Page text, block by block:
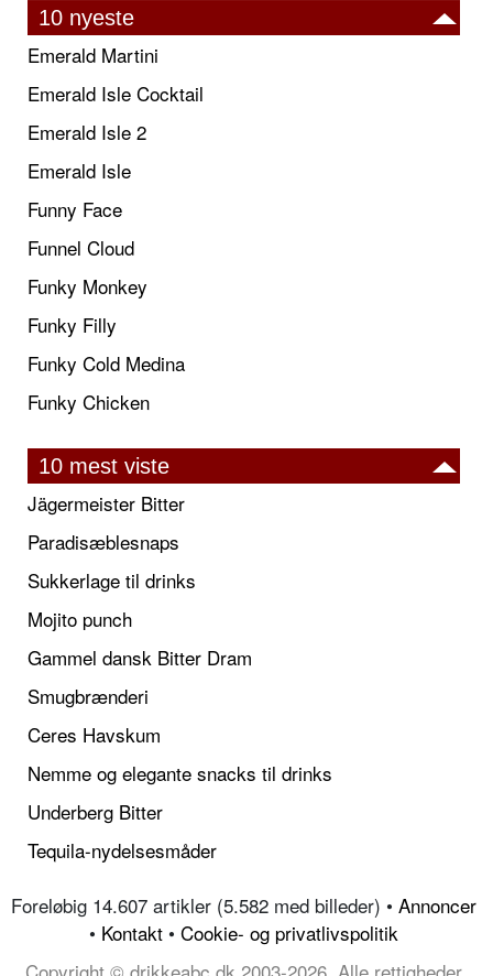
10 nyeste
Emerald Martini
Emerald Isle Cocktail
Emerald Isle 2
Emerald Isle
Funny Face
Funnel Cloud
Funky Monkey
Funky Filly
Funky Cold Medina
Funky Chicken
10 mest viste
Jägermeister Bitter
Paradisæblesnaps
Sukkerlage til drinks
Mojito punch
Gammel dansk Bitter Dram
Smugbrænderi
Ceres Havskum
Nemme og elegante snacks til drinks
Underberg Bitter
Tequila-nydelsesmåder
Foreløbig 14.607 artikler (5.582 med billeder) • Annoncer
• Kontakt • Cookie- og privatlivspolitik